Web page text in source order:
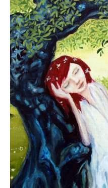
Gezeichnete
Köpfe
Märchen
Schwarze Serie
Viecher
Illustrationen
Comic, Figuren &
Kinderbücher
Designs